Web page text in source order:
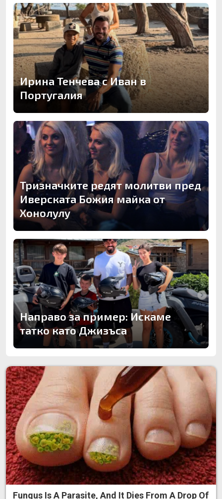
Ирина Тенчева с Иван в
Португалия
Тризначките редят молитви пред
Иверската Божия майка от
Хонолулу
Направо за пример: Искаме
татко като Джизъса
Fungus Is A Parasite, And It Dies From A Drop Of